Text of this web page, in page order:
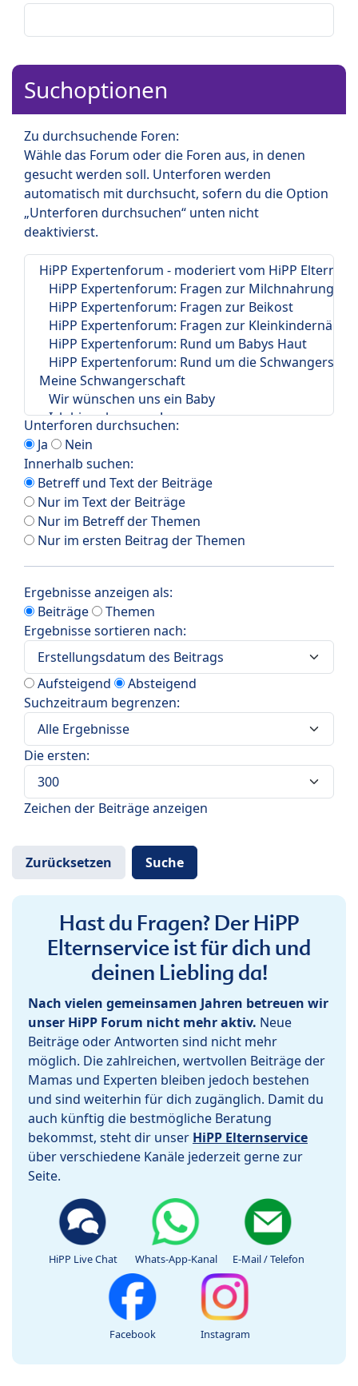
Suchoptionen
Zu durchsuchende Foren:
Wähle das Forum oder die Foren aus, in denen
gesucht werden soll. Unterforen werden
automatisch mit durchsucht, sofern du die Option
„Unterforen durchsuchen“ unten nicht
deaktivierst.
Unterforen durchsuchen:
Ja
Nein
Innerhalb suchen:
Betreff und Text der Beiträge
Nur im Text der Beiträge
Nur im Betreff der Themen
Nur im ersten Beitrag der Themen
Ergebnisse anzeigen als:
Beiträge
Themen
Ergebnisse sortieren nach:
Aufsteigend
Absteigend
Suchzeitraum begrenzen:
Die ersten:
Zeichen der Beiträge anzeigen
Hast du Fragen? Der HiPP
Elternservice ist für dich und
deinen Liebling da!
Nach vielen gemeinsamen Jahren betreuen wir
unser HiPP Forum nicht mehr aktiv. Neue
Beiträge oder Antworten sind nicht mehr
möglich. Die zahlreichen, wertvollen Beiträge der
Mamas und Experten bleiben jedoch bestehen
und sind weiterhin für dich zugänglich. Damit du
auch künftig die bestmögliche Beratung
bekommst, steht dir unser HiPP Elternservice
über verschiedene Kanäle jederzeit gerne zur
Seite.
HiPP Live Chat Whats-App-Kanal E-Mail / Telefon
Facebook Instagram